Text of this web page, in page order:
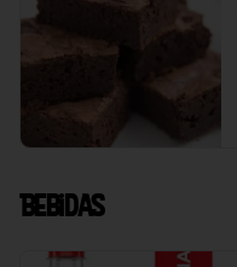
Bebidas